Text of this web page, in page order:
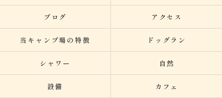
ブログ アクセス
当キャンプ場の特徴 ドッグラン
シャワー 自然
設備 カフェ